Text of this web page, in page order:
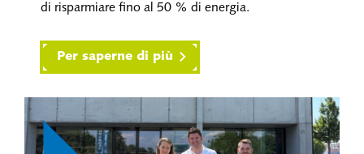
di risparmiare fino al 50 % di energia.
Per saperne di più